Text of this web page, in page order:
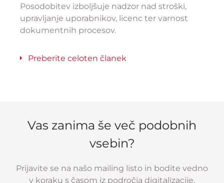
Posodobitev izboljšuje nadzor nad stroški,
upravljanje uporabnikov, licenc ter varnost
dokumentnih procesov.
Preberite celoten članek
Vas zanima še več podobnih
vsebin?
Prijavite se na našo mailing listo in bodite vedno
v koraku s časom iz področja digitalizacije,